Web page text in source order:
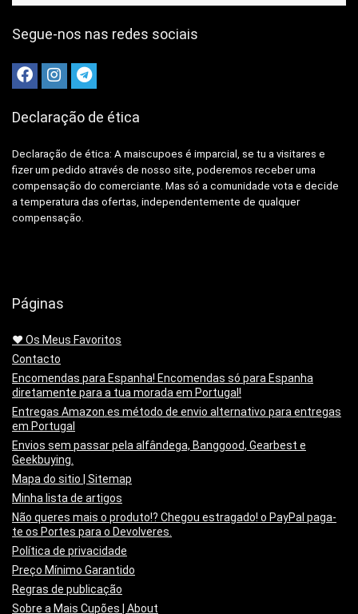
Segue-nos nas redes sociais
Declaração de ética
Declaração de ética: A maiscupoes é imparcial, se tu a visitares e
fizer um pedido através de nosso site, poderemos receber uma
compensação do comerciante. Mas só a comunidade vota e decide
a temperatura das ofertas, independentemente de qualquer
compensação.
Páginas
❤️ Os Meus Favoritos
Contacto
Encomendas para Espanha! Encomendas só para Espanha
diretamente para a tua morada em Portugal!
Entregas Amazon.es método de envio alternativo para entregas
em Portugal
Envios sem passar pela alfândega, Banggood, Gearbest e
Geekbuying.
Mapa do sitio | Sitemap
Minha lista de artigos
Não queres mais o produto!? Chegou estragado! o PayPal paga-
te os Portes para o Devolveres.
Política de privacidade
Preço Mínimo Garantido
Regras de publicação
Sobre a Mais Cupões | About